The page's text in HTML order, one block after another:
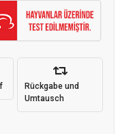
Rückgabe und
Umtausch